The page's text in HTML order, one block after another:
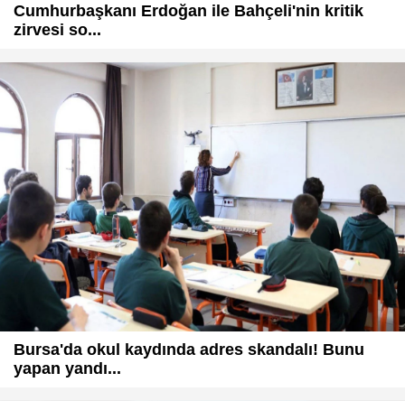
Cumhurbaşkanı Erdoğan ile Bahçeli'nin kritik
zirvesi so...
Bursa'da okul kaydında adres skandalı! Bunu
yapan yandı...